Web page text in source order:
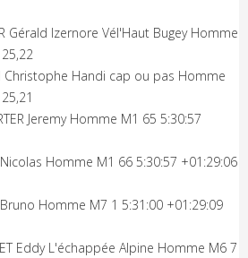
Gérald Izernore Vél'Haut Bugey Homme
Christophe Handi cap ou pas Homme
Jeremy Homme M1 65 5:30:57
Nicolas Homme M1 66 5:30:57 +01:29:06
Bruno Homme M7 1 5:31:00 +01:29:09
Eddy L'échappée Alpine Homme M6 7